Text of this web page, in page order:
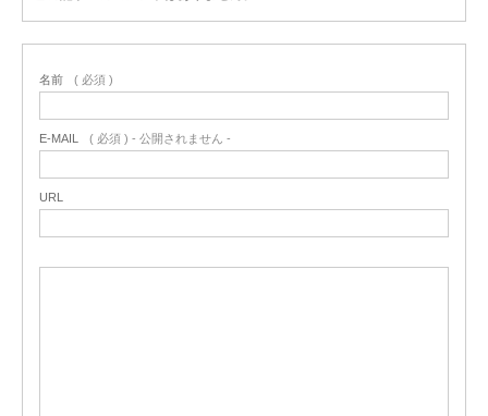
名前 ( 必須 )
E-MAIL ( 必須 ) - 公開されません -
URL